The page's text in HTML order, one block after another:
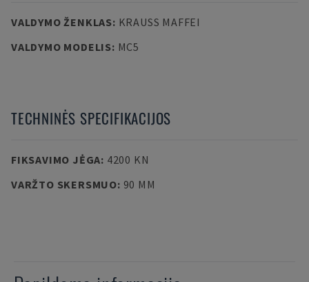
VALDYMO ŽENKLAS: KRAUSS MAFFEI
VALDYMO MODELIS: MC5
TECHNINĖS SPECIFIKACIJOS
FIKSAVIMO JĖGA: 4200 KN
VARŽTO SKERSMUO: 90 MM